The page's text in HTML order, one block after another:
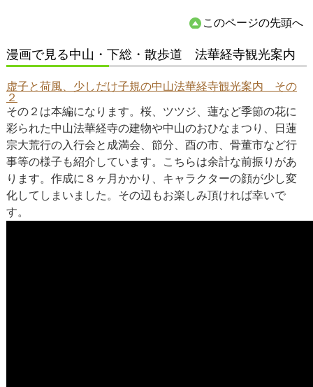
このページの先頭へ
漫画で見る中山・下総・散歩道 法華経寺観光案内
虚子と荷風、少しだけ子規の中山法華経寺観光案内 その
２
その２は本編になります。桜、ツツジ、蓮など季節の花に
彩られた中山法華経寺の建物や中山のおひなまつり、日蓮
宗大荒行の入行会と成満会、節分、酉の市、骨董市など行
事等の様子も紹介しています。こちらは余計な前振りがあ
ります。作成に８ヶ月かかり、キャラクターの顔が少し変
化してしまいました。その辺もお楽しみ頂ければ幸いで
す。